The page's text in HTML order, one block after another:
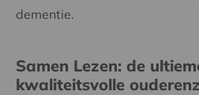
dementie.
Samen Lezen: de
kwaliteitsvolle